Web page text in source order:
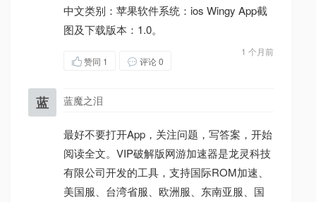
中文类别：苹果软件系统：ios Wingy App截
图及下载版本：1.0。
1 个月前
赞同 1 评论 0
蓝 蓝魔之泪
最好不要打开App，关注问题，写答案，开始
阅读全文。VIP破解版网游加速器是龙灵科技
有限公司开发的工具，支持国际ROM加速、
美国服、台湾省服、欧洲服、东南亚服、国